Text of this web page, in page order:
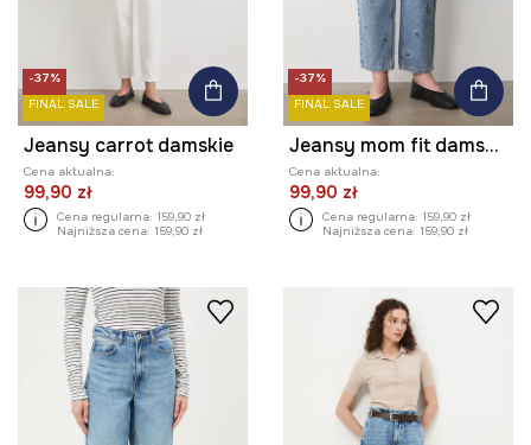
-37%
FINAL SALE
Jeansy carrot damskie
Cena aktualna:
99,90 zł
Cena regularna: 159,90 zł
Najniższa cena: 159,90 zł
-37%
FINAL SALE
Jeansy mom fit damskie
Cena aktualna:
99,90 zł
Cena regularna: 159,90 zł
Najniższa cena: 159,90 zł